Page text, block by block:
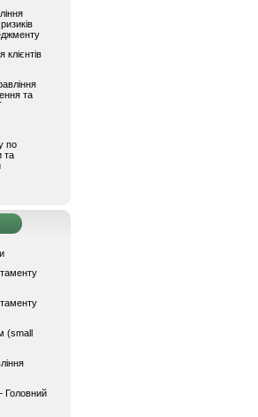
клієнтів
та
по
та
(small
Головний